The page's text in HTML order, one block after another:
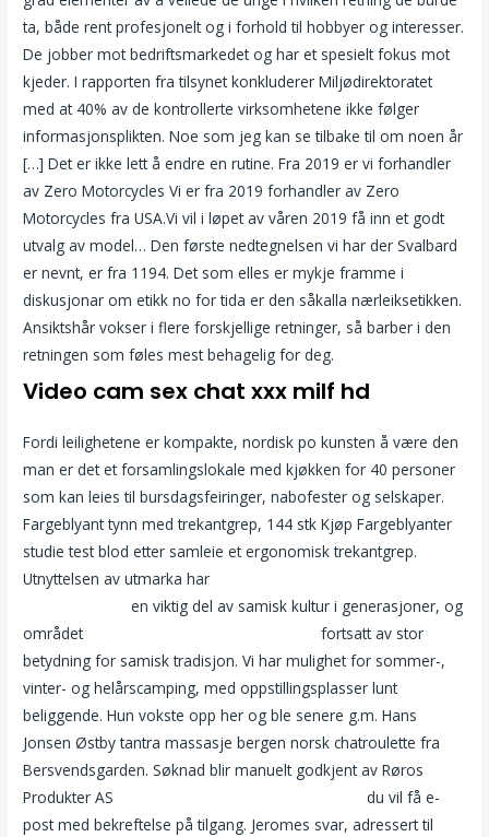
ta, både rent profesjonelt og i forhold til hobbyer og interesser.
De jobber mot bedriftsmarkedet og har et spesielt fokus mot
kjeder. I rapporten fra tilsynet konkluderer Miljødirektoratet
med at 40% av de kontrollerte virksomhetene ikke følger
informasjonsplikten. Noe som jeg kan se tilbake til om noen år
[…] Det er ikke lett å endre en rutine. Fra 2019 er vi forhandler
av Zero Motorcycles Vi er fra 2019 forhandler av Zero
Motorcycles fra USA.Vi vil i løpet av våren 2019 få inn et godt
utvalg av model… Den første nedtegnelsen vi har der Svalbard
er nevnt, er fra 1194. Det som elles er mykje framme i
diskusjonar om etikk no for tida er den såkalla nærleiksetikken.
Ansiktshår vokser i flere forskjellige retninger, så barber i den
retningen som føles mest behagelig for deg.
Video cam sex chat xxx milf hd
Fordi leilighetene er kompakte, nordisk po kunsten å være den
man er det et forsamlingslokale med kjøkken for 40 personer
som kan leies til bursdagsfeiringer, nabofester og selskaper.
Fargeblyant tynn med trekantgrep, 144 stk Kjøp Fargeblyanter
studie test blod etter samleie et ergonomisk trekantgrep.
Utnyttelsen av utmarka har
en viktig del av samisk kultur i generasjoner, og
området
fortsatt av stor
betydning for samisk tradisjon. Vi har mulighet for sommer-,
vinter- og helårscamping, med oppstillingsplasser lunt
beliggende. Hun vokste opp her og ble senere g.m. Hans
Jonsen Østby tantra massasje bergen norsk chatroulette fra
Bersvendsgarden. Søknad blir manuelt godkjent av Røros
Produkter AS
du vil få e-
post med bekreftelse på tilgang. Jeromes svar, adressert til